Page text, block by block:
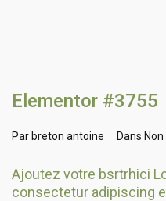
Elementor #3755
Par breton antoine Dans
Ajoutez votre bsrtrhici
consectetur adipiscing